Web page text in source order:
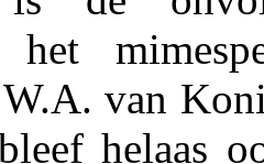
het
van
helaas